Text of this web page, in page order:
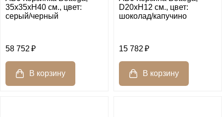
35x35xH40 см., цвет:
серый/черный
58 752
D20xH12 см., цвет:
шоколад/капучино
15 782